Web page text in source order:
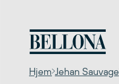
innhold
Hjem Jehan Sauvage